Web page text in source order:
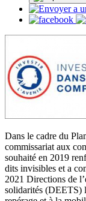
Dans le cadre du
commissariat aux
souhaité en 2019
dits invisibles et a
2021 Directions de
solidarités (DEETS)